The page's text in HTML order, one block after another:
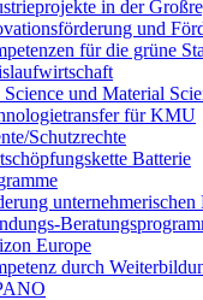
in der
und
für die grüne
und Material
für KMU
Schutzrechte
Batterie
Europe
durch